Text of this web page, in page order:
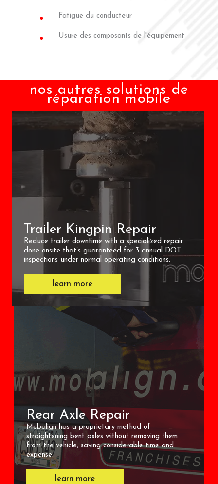
Fatigue du conducteur
Usure des composants de l'équipement
nos autres solutions de
réparation mobile
Trailer Kingpin Repair
Reduce trailer downtime with a specialized repair
done onsite that’s guaranteed for 3 annual DOT
inspections under normal operating conditions.
learn more
Rear Axle Repair
Mobalign has a proprietary method of
straightening bent axles without removing them
from the vehicle, saving considerable time and
expense.
learn more